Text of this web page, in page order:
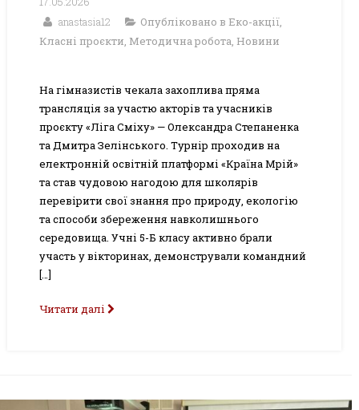
anastasia12
Опубліковано в Еко-акції,
Класні проєкти, Методична робота, Новини
На гімназистів чекала захоплива пряма
трансляція за участю акторів та учасників
проєкту «Ліга Сміху» — Олександра Степаненка
та Дмитра Зелінського. Турнір проходив на
електронній освітній платформі «Країна Мрій»
та став чудовою нагодою для школярів
перевірити свої знання про природу, екологію
та способи збереження навколишнього
середовища. Учні 5-Б класу активно брали
участь у вікторинах, демонстрували командний
[…]
Читати далі